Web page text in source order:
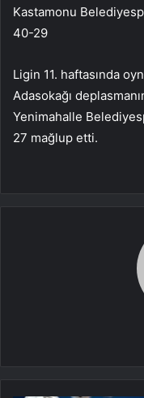
Kastamonu
40-29
Ligin 11. haftasında
Adasokağı
Yenimahalle
27 mağlup etti.